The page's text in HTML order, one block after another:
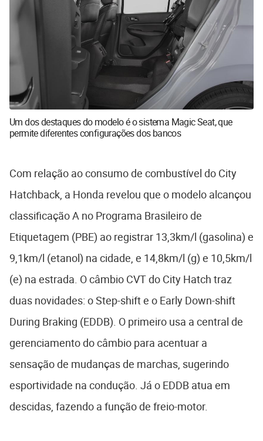
Um dos destaques do modelo é o sistema Magic Seat, que
permite diferentes configurações dos bancos
Com relação ao consumo de combustível do City
Hatchback, a Honda revelou que o modelo alcançou
classificação A no Programa Brasileiro de
Etiquetagem (PBE) ao registrar 13,3km/l (gasolina) e
9,1km/l (etanol) na cidade, e 14,8km/l (g) e 10,5km/l
(e) na estrada. O câmbio CVT do City Hatch traz
duas novidades: o Step-shift e o Early Down-shift
During Braking (EDDB). O primeiro usa a central de
gerenciamento do câmbio para acentuar a
sensação de mudanças de marchas, sugerindo
esportividade na condução. Já o EDDB atua em
descidas, fazendo a função de freio-motor.